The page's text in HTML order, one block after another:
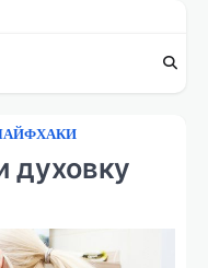
духовку